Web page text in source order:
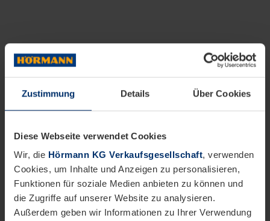
Zustimmung Details Über Cookies
Diese Webseite verwendet Cookies
Wir, die Hörmann KG Verkaufsgesellschaft, verwenden
Cookies, um Inhalte und Anzeigen zu personalisieren,
Funktionen für soziale Medien anbieten zu können und
die Zugriffe auf unserer Website zu analysieren.
Außerdem geben wir Informationen zu Ihrer Verwendung